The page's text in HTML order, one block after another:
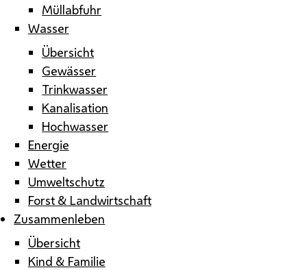
Müllabfuhr
Wasser
Übersicht
Gewässer
Trinkwasser
Kanalisation
Hochwasser
Energie
Wetter
Umweltschutz
Forst & Landwirtschaft
Zusammenleben
Übersicht
Kind & Familie